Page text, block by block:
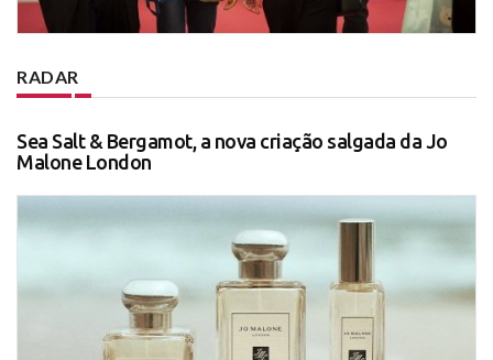
RADAR
Sea Salt & Bergamot, a nova criação salgada da Jo
Malone London